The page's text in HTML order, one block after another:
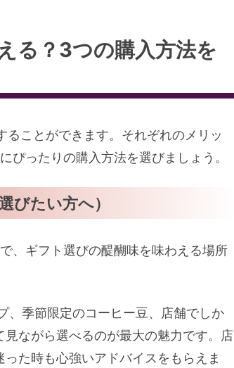
る？3つの購入方法を
ことができます。それぞれのメリッ
ぴったりの購入方法を選びましょう。
びたい方へ）
、ギフト選びの醍醐味を味わえる場所
、季節限定のコーヒー豆、店舗でしか
ながら選べるのが最大の魅力です。店
た時も心強いアドバイスをもらえま